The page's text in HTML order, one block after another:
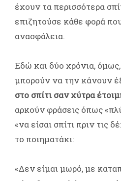
έχουν τα περισσότερα
επιζητούσε κάθε φορά
ανασφάλεια.
Εδώ και δύο χρόνια, όμως,
μπορούν να την κάνουν
στο σπίτι σαν χύτρα
αρκούν φράσεις όπως
«να είσαι σπίτι πριν τις
το ποιηματάκι:
«Δεν είμαι μωρό, με